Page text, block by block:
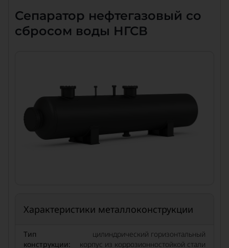
Сепаратор нефтегазовый со
сбросом воды НГСВ
Характеристики металлоконструкции
Тип
конструкции:
цилиндрический горизонтальный
корпус из коррозионностойкой стали